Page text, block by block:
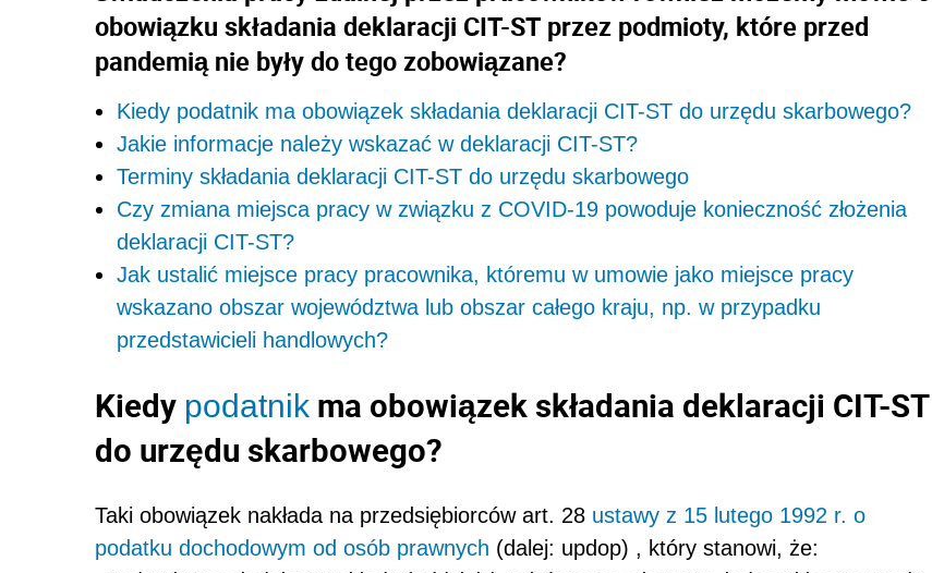
obowiązku składania deklaracji CIT-ST przez podmioty, które przed
pandemią nie były do tego zobowiązane?
Kiedy podatnik ma obowiązek składania deklaracji CIT-ST do urzędu skarbowego?
Jakie informacje należy wskazać w deklaracji CIT-ST?
Terminy składania deklaracji CIT-ST do urzędu skarbowego
Czy zmiana miejsca pracy w związku z COVID-19 powoduje konieczność złożenia
deklaracji CIT-ST?
Jak ustalić miejsce pracy pracownika, któremu w umowie jako miejsce pracy
wskazano obszar województwa lub obszar całego kraju, np. w przypadku
przedstawicieli handlowych?
Kiedy podatnik ma obowiązek składania deklaracji CIT-ST
do urzędu skarbowego?
Taki obowiązek nakłada na przedsiębiorców art. 28 ustawy z 15 lutego 1992 r. o
podatku dochodowym od osób prawnych (dalej: updop) , który stanowi, że: